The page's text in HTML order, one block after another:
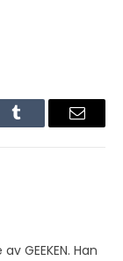
Tumblr Email
GEEKEN. Han